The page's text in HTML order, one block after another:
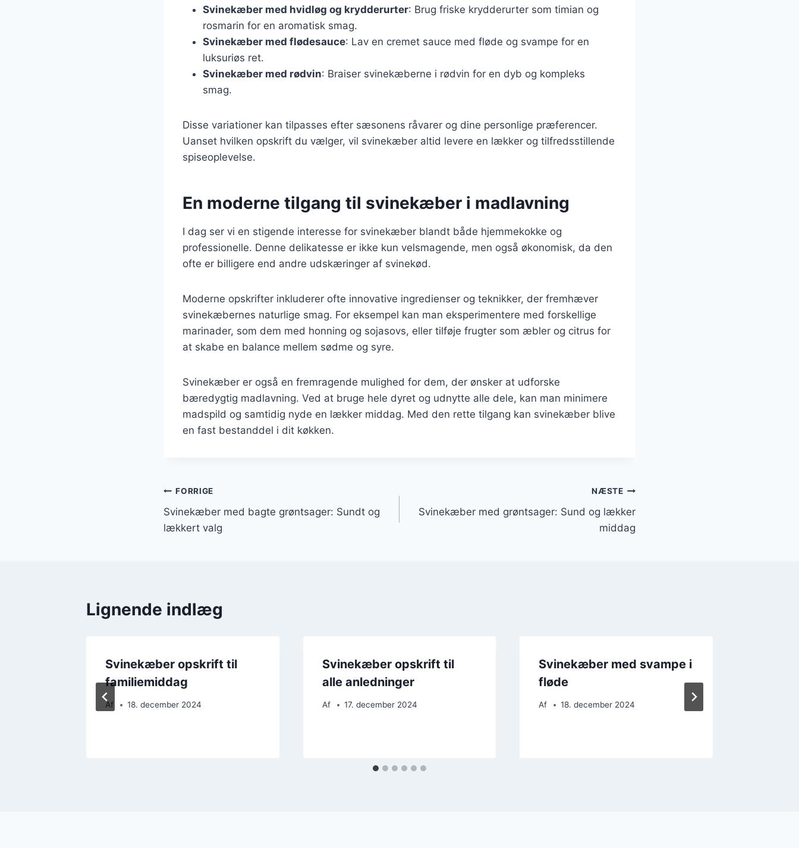
Svinekæber med hvidløg og krydderurter: Brug friske krydderurter som timian og
rosmarin for en aromatisk smag.
Svinekæber med flødesauce: Lav en cremet sauce med fløde og svampe for en
luksuriøs ret.
Svinekæber med rødvin: Braiser svinekæberne i rødvin for en dyb og kompleks
smag.
Disse variationer kan tilpasses efter sæsonens råvarer og dine personlige præferencer.
Uanset hvilken opskrift du vælger, vil svinekæber altid levere en lækker og tilfredsstillende
spiseoplevelse.
En moderne tilgang til svinekæber i madlavning
I dag ser vi en stigende interesse for svinekæber blandt både hjemmekokke og
professionelle. Denne delikatesse er ikke kun velsmagende, men også økonomisk, da den
ofte er billigere end andre udskæringer af svinekød.
Moderne opskrifter inkluderer ofte innovative ingredienser og teknikker, der fremhæver
svinekæbernes naturlige smag. For eksempel kan man eksperimentere med forskellige
marinader, som dem med honning og sojasovs, eller tilføje frugter som æbler og citrus for
at skabe en balance mellem sødme og syre.
Svinekæber er også en fremragende mulighed for dem, der ønsker at udforske
bæredygtig madlavning. Ved at bruge hele dyret og udnytte alle dele, kan man minimere
madspild og samtidig nyde en lækker middag. Med den rette tilgang kan svinekæber blive
en fast bestanddel i dit køkken.
Indlægsnavigation
FORRIGE
Svinekæber med bagte grøntsager: Sundt og
lækkert valg
NÆSTE
Svinekæber med grøntsager: Sund og lækker
middag
Lignende indlæg
Svinekæber opskrift til
familiemiddag
Af 18. december 2024
Svinekæber opskrift til
alle anledninger
Af 17. december 2024
Svinekæber med svampe i
fløde
Af 18. december 2024